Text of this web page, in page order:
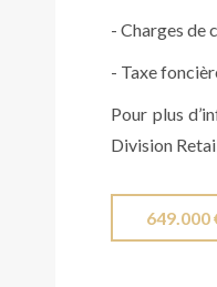
- Charges de
- Taxe
Pour plus
Division
649.000